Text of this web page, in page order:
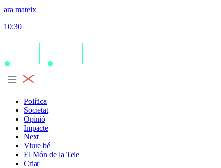
ara mateix
10:30
Política
Societat
Opinió
Impacte
Next
Viure bé
El Món de la Tele
Criar